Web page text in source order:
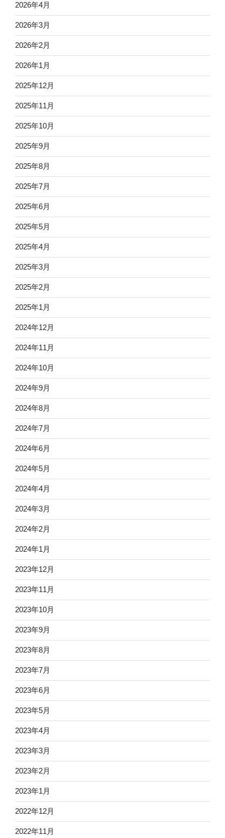
2026年4月
2026年3月
2026年2月
2026年1月
2025年12月
2025年11月
2025年10月
2025年9月
2025年8月
2025年7月
2025年6月
2025年5月
2025年4月
2025年3月
2025年2月
2025年1月
2024年12月
2024年11月
2024年10月
2024年9月
2024年8月
2024年7月
2024年6月
2024年5月
2024年4月
2024年3月
2024年2月
2024年1月
2023年12月
2023年11月
2023年10月
2023年9月
2023年8月
2023年7月
2023年6月
2023年5月
2023年4月
2023年3月
2023年2月
2023年1月
2022年12月
2022年11月